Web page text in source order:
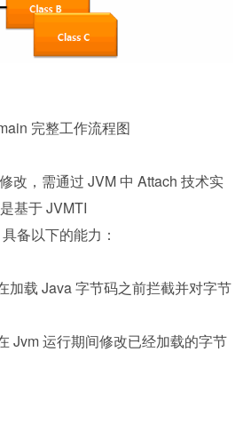
完整工作流程图
改，需通过 JVM 中 Attach 技术实
基于 JVMTI
备以下的能力：
加载 Java 字节码之前拦截并对字节
Jvm 运行期间修改已经加载的字节